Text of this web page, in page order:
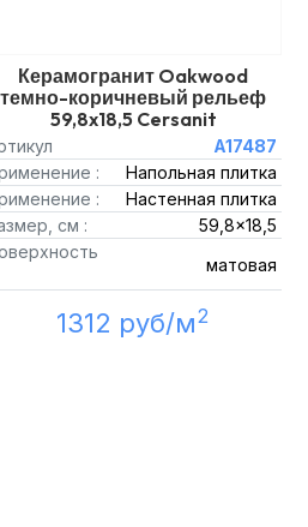
Керамогранит Oakwood
темно-коричневый рельеф
59,8x18,5 Cersanit
A17487
:
Напольная плитка
:
Настенная плитка
см :
59,8x18,5
матовая
1312 руб/м2